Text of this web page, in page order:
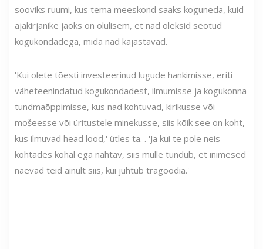
sooviks ruumi, kus tema meeskond saaks koguneda, kuid
ajakirjanike jaoks on olulisem, et nad oleksid seotud
kogukondadega, mida nad kajastavad.
'Kui olete tõesti investeerinud lugude hankimisse, eriti
väheteenindatud kogukondadest, ilmumisse ja kogukonna
tundmaõppimisse, kus nad kohtuvad, kirikusse või
mošeesse või üritustele minekusse, siis kõik see on koht,
kus ilmuvad head lood,' ütles ta. . 'Ja kui te pole neis
kohtades kohal ega nähtav, siis mulle tundub, et inimesed
näevad teid ainult siis, kui juhtub tragöödia.'